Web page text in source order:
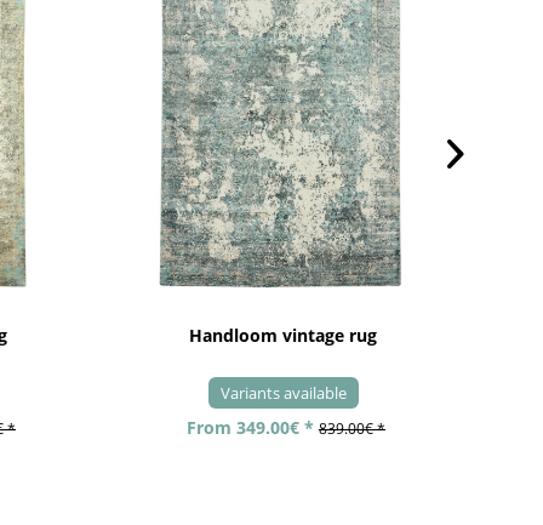
*
Handloom vintage rug
Variants available
From 349.00€ * 839.00€ *